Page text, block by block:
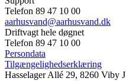
Telefon 89 47 10 00
aarhusvand@aarhusvand.dk
Driftvagt hele døgnet
Telefon 89 47 10 00
Persondata
Tilgængelighedserklæring
Hasselager Allé 29, 8260 Viby J